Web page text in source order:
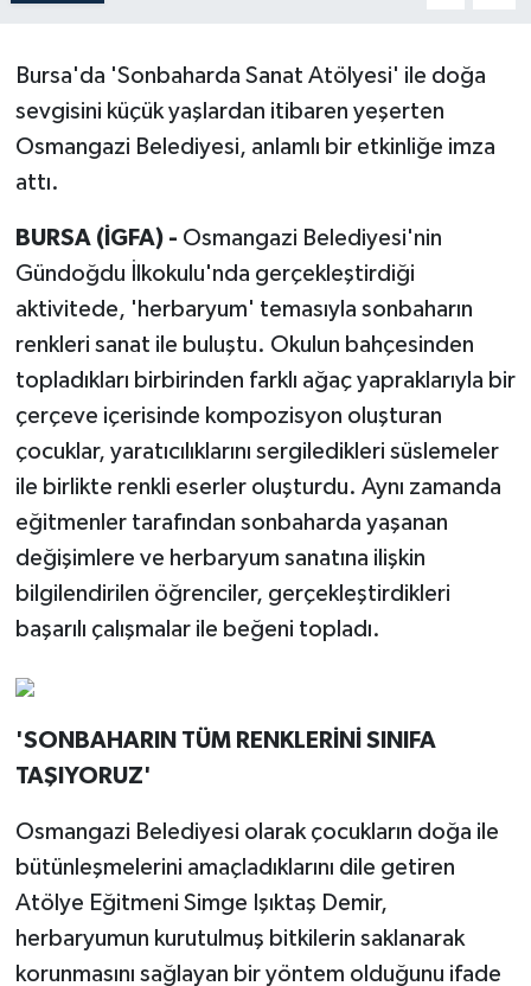
Bursa'da 'Sonbaharda Sanat Atölyesi' ile doğa
sevgisini küçük yaşlardan itibaren yeşerten
Osmangazi Belediyesi, anlamlı bir etkinliğe imza
attı.
BURSA (İGFA) - Osmangazi Belediyesi'nin
Gündoğdu İlkokulu'nda gerçekleştirdiği
aktivitede, 'herbaryum' temasıyla sonbaharın
renkleri sanat ile buluştu. Okulun bahçesinden
topladıkları birbirinden farklı ağaç yapraklarıyla bir
çerçeve içerisinde kompozisyon oluşturan
çocuklar, yaratıcılıklarını sergiledikleri süslemeler
ile birlikte renkli eserler oluşturdu. Aynı zamanda
eğitmenler tarafından sonbaharda yaşanan
değişimlere ve herbaryum sanatına ilişkin
bilgilendirilen öğrenciler, gerçekleştirdikleri
başarılı çalışmalar ile beğeni topladı.
'SONBAHARIN TÜM RENKLERİNİ SINIFA
TAŞIYORUZ'
Osmangazi Belediyesi olarak çocukların doğa ile
bütünleşmelerini amaçladıklarını dile getiren
Atölye Eğitmeni Simge Işıktaş Demir,
herbaryumun kurutulmuş bitkilerin saklanarak
korunmasını sağlayan bir yöntem olduğunu ifade